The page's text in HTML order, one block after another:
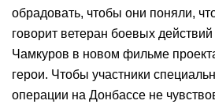
обрадовать, чтобы они поняли,
говорит ветеран боевых
Чамкуров в новом фильме
герои. Чтобы участники
операции на Донбассе не